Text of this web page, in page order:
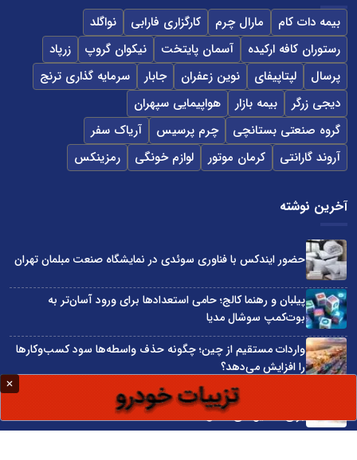
بیمه دات کام مارال چرم کارگزاری فارابی
نواگلد
رستوران کافه ارکیده
آسمان پایتخت نیکوان گروپ
زرپاد
پرسال
لپتاپیفای نوین زعفران جابار
سرمایه گذاری ترنج
دیجی زرگر
بیمه بازار
هواپیمایی سپهران
گروه صنعتی بستانچی
چرم پرسیس
آریاک سفر
آروند گارانتی
کرمان موتور لوازم خونگی رمزینکس
آخرین نوشته
حضور ایندکس با فناوری سوئدی در نمایشگاه صنعت مبلمان تهران
پیلبان و رهنما کالج؛ حامی استعدادها برای ورود آسان‌تر به
بوت‌کمپ سوشال مدیا
واردات مستقیم از چین؛ چگونه حذف واسطه‌ها سود کسب‌وکارها
را افزایش می‌دهد؟
ترند ترین دستبندهای طلا برای تابستان؛ انتخابی ظریف و متفاوت
برای استایل‌های خاص